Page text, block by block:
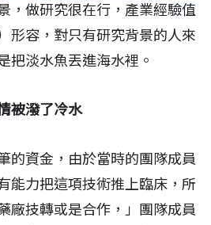
，做研究很在行，產業經驗值
形容，對只有研究背景的人來
把淡水魚丟進海水裡。
被潑了冷水
的資金，由於當時的團隊成員
能力把這項技術推上臨床，所
廠技轉或是合作，」團隊成員